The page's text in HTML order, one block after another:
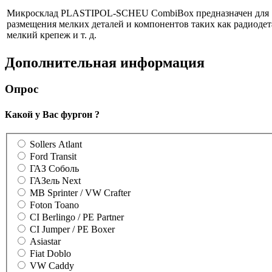
Микросклад PLASTIPOL-SCHEU CombiBox предназначен для
размещения мелких деталей и компонентов таких как
мелкий крепеж и т. д.
Дополнительная информация
Опрос
Какой у Вас фургон ?
Sollers Atlant
Ford Transit
ГАЗ Соболь
ГАЗель Next
MB Sprinter / VW Crafter
Foton Toano
CI Berlingo / PE Partner
CI Jumper / PE Boxer
Asiastar
Fiat Doblo
VW Caddy